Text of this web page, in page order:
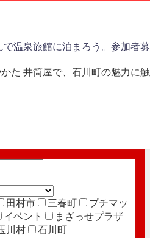
温泉旅館に泊まろう。参加者
た 井筒屋で、石川町の魅力に
田村市 三春町
プチマッ
イベント
まざっせプラザ
川村 石川町